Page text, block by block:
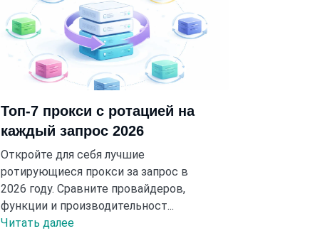
Топ-7 прокси с ротацией на
каждый запрос 2026
Откройте для себя лучшие
ротирующиеся прокси за запрос в
2026 году. Сравните провайдеров,
функции и производительност...
Читать далее